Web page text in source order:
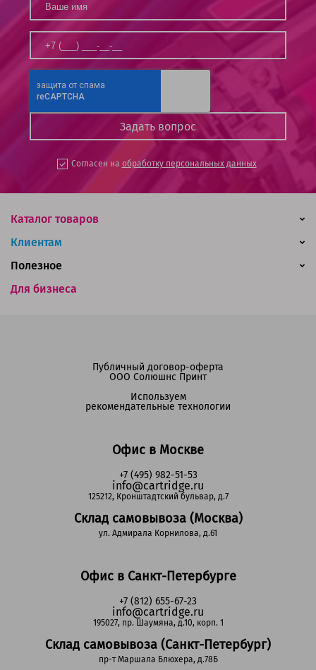
Согласен на обработку персональных данных
Каталог товаров
Клиентам
Для бизнеса
Полезное
Офис в Москве
+7 (495) 982-51-53
info@cartridge.ru
125212, Кронштадтский бульвар, д.7
Склад самовывоза (Москва)
ул. Адмирала Корнилова, д.61
Офис в Санкт-Петербурге
+7 (812) 655-67-23
info@cartridge.ru
195027, пр. Шаумяна, д.10, корп. 1
Склад самовывоза (Санкт-Петербург)
пр-т Маршала Блюхера, д.78Б
Публичный договор-оферта
ООО Солюшнс Принт
Используем
рекомендательные технологии